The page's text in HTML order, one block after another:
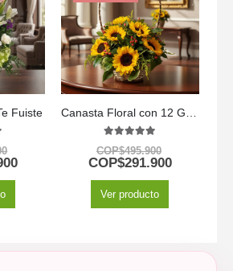
Fuiste
5.00
COP$495.900
COP$291.900
Ver producto